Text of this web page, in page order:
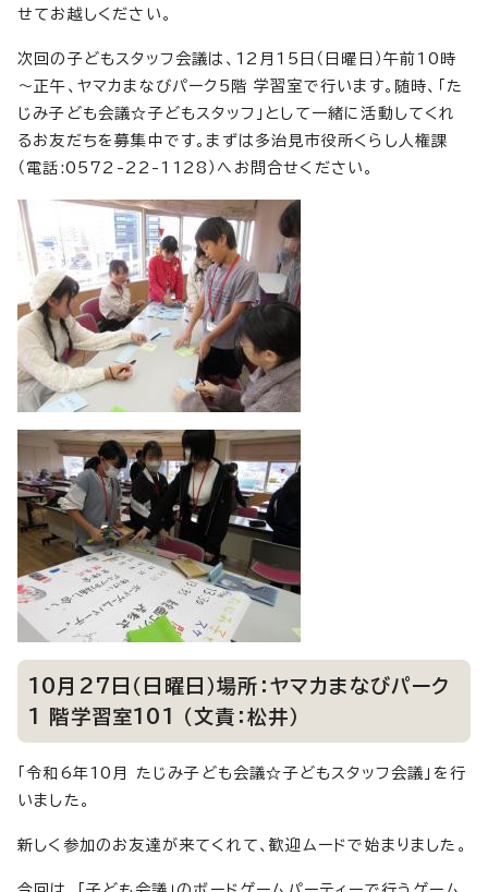
せてお越しください。
次回の子どもスタッフ会議は、12月15日（日曜日）午前10時
～正午、ヤマカまなびパーク5階 学習室で行います。随時、「た
じみ子ども会議☆子どもスタッフ」として一緒に活動してくれ
るお友だちを募集中です。まずは多治見市役所くらし人権課
（電話:0572-22-1128）へお問合せください。
10月27日（日曜日）場所：ヤマカまなびパーク
1 階学習室101 （文責：松井）
「令和6年10月 たじみ子ども会議☆子どもスタッフ会議」を行
いました。
新しく参加のお友達が来てくれて、歓迎ムードで始まりました。